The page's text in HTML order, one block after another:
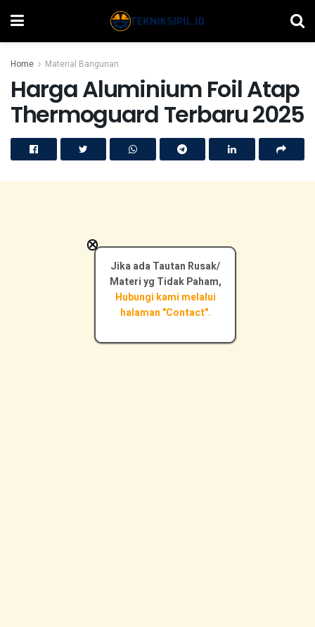
Home Material Bangunan
Harga Aluminium Foil Atap
Thermoguard Terbaru 2025
Jika ada Tautan Rusak/
Materi yg Tidak Paham,
Hubungi kami melalui
halaman "Contact".
×